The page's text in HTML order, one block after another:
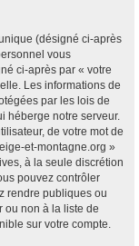
(désigné ci-après
vous
ci-après par « votre
Les informations de
par les lois de
héberge notre serveur.
de votre mot de
et-montagne.org »
à la seule discrétion
pouvez contrôler
rendre publiques ou
ou non à la liste de
sur votre compte.